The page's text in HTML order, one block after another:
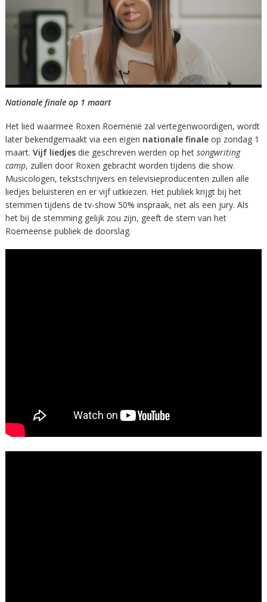
Nationale finale op 1 maart
Het lied waarmee Roxen Roemenië zal vertegenwoordigen, wordt
later bekendgemaakt via een eigen nationale finaleop zondag 1
maart. Vijf liedjesdie geschreven werden op het songwriting
camp, zullen door Roxen gebracht worden tijdens die show.
Musicologen, tekstschrijvers en televisieproducenten zullen alle
liedjes beluisteren en er vijf uitkiezen. Het publiek krijgt bij het
stemmen tijdens de tv-show 50% inspraak, net als een jury. Als
het bij de stemming gelijk zou zijn, geeft de stem van het
Roemeense publiek de doorslag.